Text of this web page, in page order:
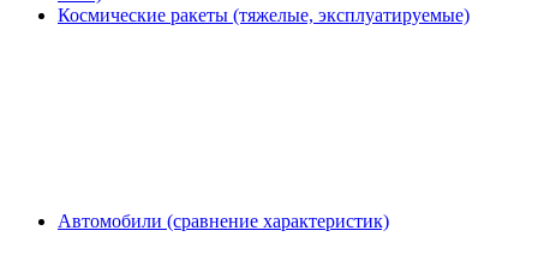
Космические ракеты (тяжелые, эксплуатируемые)
Автомобили (сравнение характеристик)